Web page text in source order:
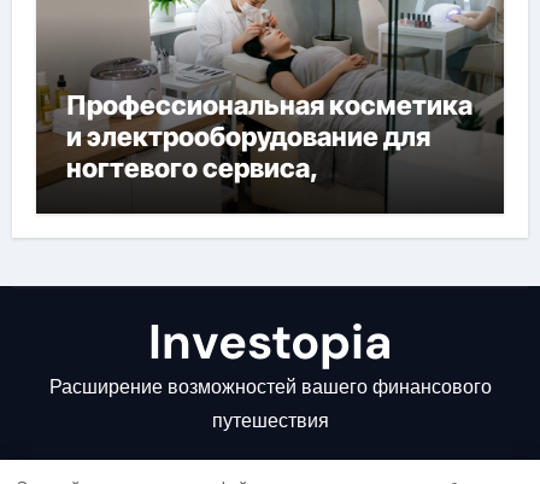
Профессиональная косметика
и электрооборудование для
ногтевого сервиса,
наращивания ресниц и
депиляции
Investopia
Расширение возможностей вашего финансового
путешествия